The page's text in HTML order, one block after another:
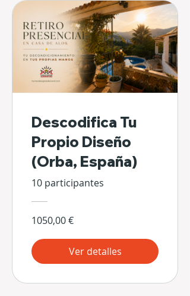
Descodifica Tu
Propio Diseño
(Orba, España)
10 participantes
1050,00 €
Ver detalles